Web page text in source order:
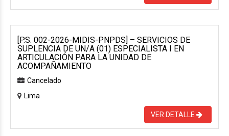
[P.S. 002-2026-MIDIS-PNPDS] – SERVICIOS DE
SUPLENCIA DE UN/A (01) ESPECIALISTA I EN
ARTICULACIÓN PARA LA UNIDAD DE
ACOMPAÑAMIENTO
Cancelado
Lima
VER DETALLE